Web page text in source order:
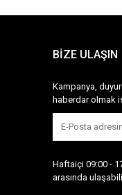
BİZE ULAŞIN
Kampanya,
haberdar olmak
Haftaiçi 09:00 -
arasında